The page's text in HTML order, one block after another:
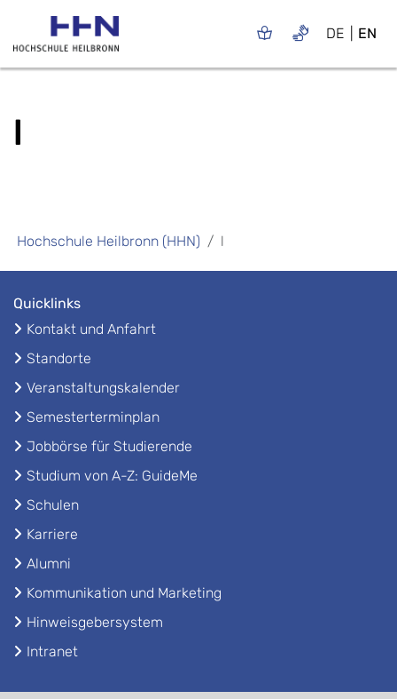
DE EN
l
Hochschule Heilbronn (HHN) l
Quicklinks
Kontakt und Anfahrt
Standorte
Veranstaltungskalender
Semesterterminplan
Jobbörse für Studierende
Studium von A-Z: GuideMe
Schulen
Karriere
Alumni
Kommunikation und Marketing
Hinweisgebersystem
Intranet